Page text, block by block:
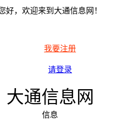
好，欢迎来到大通信息网！
我要注册
请登录
大通信息网
信息